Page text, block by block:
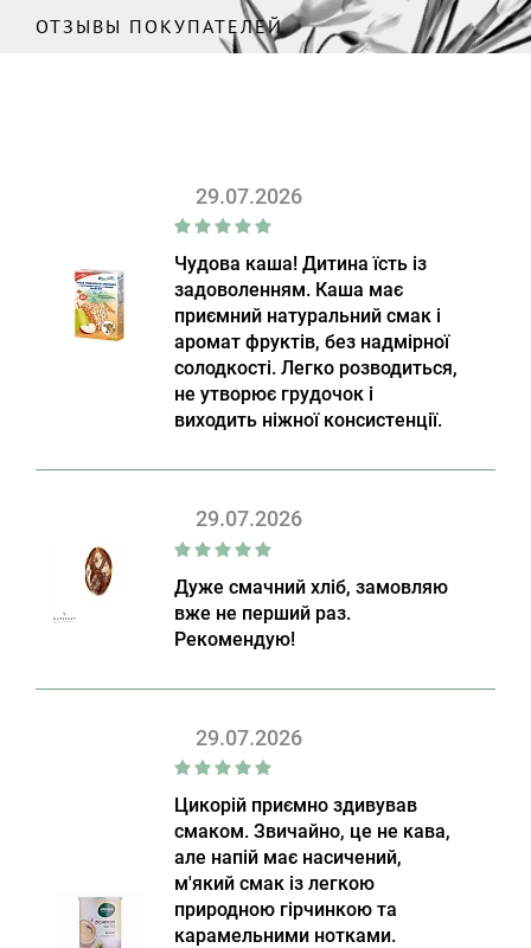
ОТЗЫВЫ ПОКУПАТЕЛЕЙ
29.07.2026
Чудова каша! Дитина їсть із
задоволенням. Каша має
приємний натуральний смак і
аромат фруктів, без надмірної
солодкості. Легко розводиться,
не утворює грудочок і
виходить ніжної консистенції.
29.07.2026
Дуже смачний хліб, замовляю
вже не перший раз.
Рекомендую!
29.07.2026
Цикорій приємно здивував
смаком. Звичайно, це не кава,
але напій має насичений,
м'який смак із легкою
природною гірчинкою та
карамельними нотками.